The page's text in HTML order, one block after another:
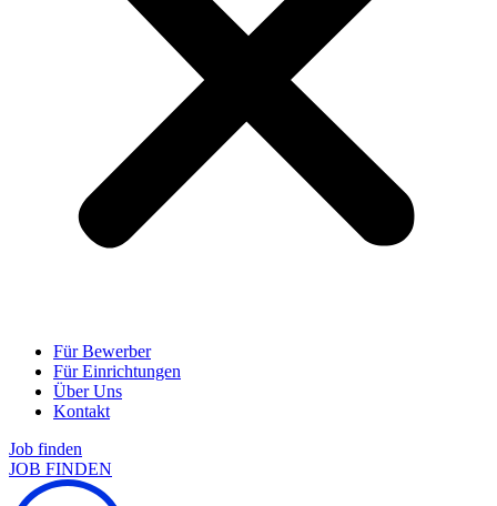
Für Bewerber
Für Einrichtungen
Über Uns
Kontakt
Job finden
JOB FINDEN